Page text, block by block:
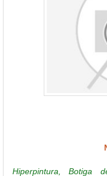
Hiperpintura, Botiga